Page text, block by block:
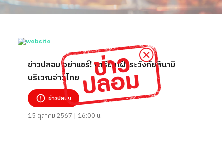
ข่าวปลอม อย่าแชร์! เตรียมเฝ้าระวังภัยสึนามิ
บริเวณอ่าวไทย
ข่าวปลอม
15 ตุลาคม 2567 | 16:00 น.